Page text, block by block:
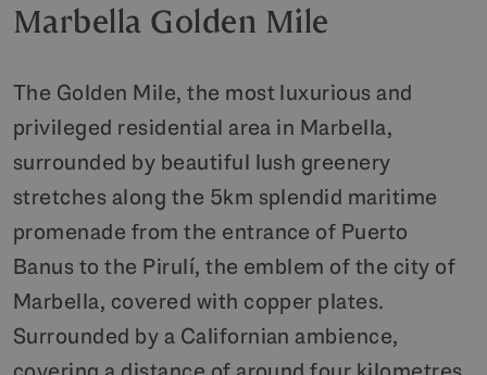
Marbella Golden Mile
The Golden Mile, the most luxurious and
privileged residential area in Marbella,
surrounded by beautiful lush greenery
stretches along the 5km splendid maritime
promenade from the entrance of Puerto
Banus to the Pirulí, the emblem of the city of
Marbella, covered with copper plates.
Surrounded by a Californian ambience,